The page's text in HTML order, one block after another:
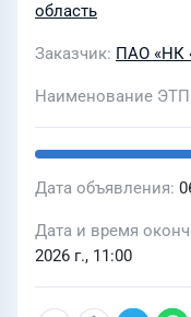
область
Заказчик ПАО «НК
Наименование ЭТП
Дата объявления
Дата и время
2026 г., 11:00